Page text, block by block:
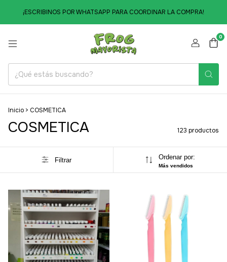
¡ESCRIBINOS POR WHATSAPP PARA COORDINAR LA COMPRA!
0
Inicio > COSMETICA
COSMETICA 123 productos
Filtrar Ordenar por:
Más vendidos